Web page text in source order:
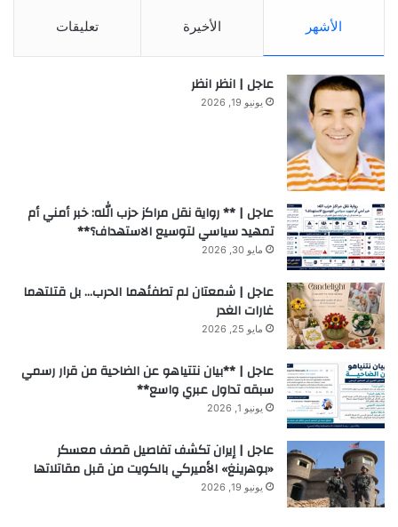
الأشهر الأخيرة تعليقات
عاجل | انظر انظر
يونيو 19, 2026
عاجل | ** رواية نقل مراكز حزب الله: خبر أمني أم
تمهيد سياسي لتوسيع الاستهداف؟**
مايو 30, 2026
عاجل | شمعتان لم تطفئهما الحرب… بل قتلتهما
غارات الغدر
مايو 25, 2026
عاجل | **بيان نتتياهو عن الضاحية من قرار رسمي
سبقه تداول عبري واسع**
يونيو 1, 2026
عاجل | إيران تكشف تفاصيل قصف معسكر
«بوهرينغ» الأميركي بالكويت من قبل مقاتلاتها
يونيو 19, 2026